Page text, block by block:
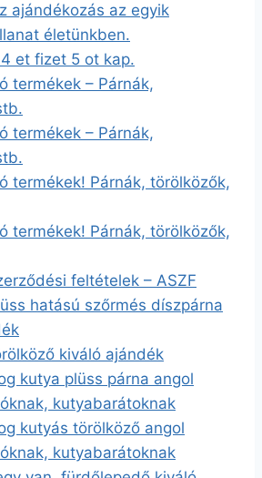
ajándékozás az egyik
életünkben.
et fizet 5 ot kap.
termékek – Párnák,
termékek – Párnák,
termékek! Párnák, törölközők,
termékek! Párnák, törölközők,
feltételek – ASZF
hatású szőrmés díszpárna
kiváló ajándék
kutya plüss párna angol
kutyabarátoknak
kutyás törölköző angol
kutyabarátoknak